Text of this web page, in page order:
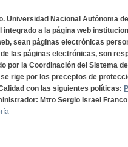
Universidad Nacional Autónoma
integrado a la página web
sean páginas electrónicas
las páginas electrónicas, son
por la Coordinación del Sistema
rige por los preceptos de
con las siguientes políticas:
Mtro Sergio Israel